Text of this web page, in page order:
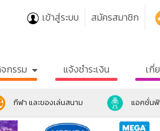
เข้าสู่ระบบ สมัครสมาชิก
กรรม แจ้งชำระเงิน เกี่
กีฬา และของเล่นสนาม แอคชั่นฟิ